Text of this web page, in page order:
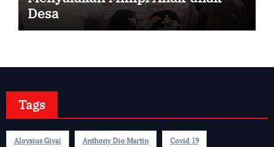
Desa
Tags
Aloysius Giyai Anthony Dio Martin Covid 19